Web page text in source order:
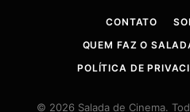
CONTATO
QUEM FAZ O
POLÍTICA DE
© 2026 Salada de Cinema.